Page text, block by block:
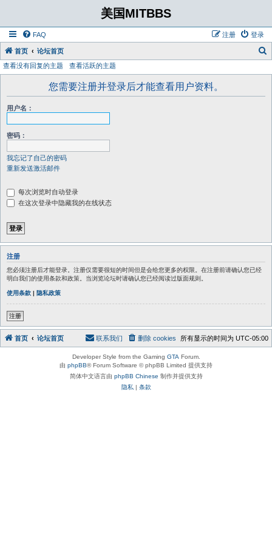
美国MITBBS
FAQ 登录
注册
首页 论坛首页
查看没有回复的主题 查看活跃的主题
您需要注册并登录后才能查看用户资料。
用户名：
密码：
我忘记了自己的密码
重新发送激活邮件
每次浏览时自动登录
在这次登录中隐藏我的在线状态
注册
您必须注册后才能登录。注册仅需要很短的时间但是会给您更多的权限。在注册前请确认您已经
明白我们的使用条款和政策。当浏览论坛时请确认您已经阅读过版面规则。
使用条款 | 隐私政策
注册
首页 论坛首页 所有显示的时间为 UTC-05:00
删除 cookies
联系我们
Developer Style from the Gaming GTA Forum.
由 phpBB® Forum Software © phpBB Limited 提供支持
简体中文语言由 phpBB Chinese 制作并提供支持
隐私 | 条款